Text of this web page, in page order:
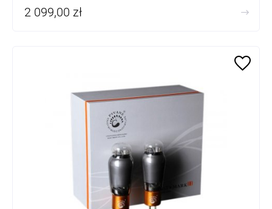
2 099,00 zł